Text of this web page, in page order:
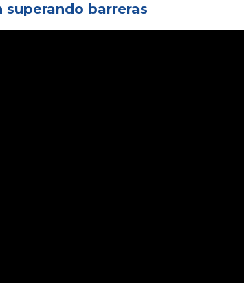
barreras